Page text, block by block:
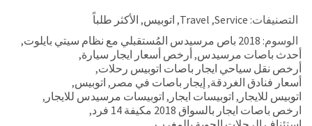
التصنيفات: Service
,
Travel
, اتوبيس, الأكثر طلباً
الوسوم: 2018 باص مرسيدس المُستقبلي مع نظام سيتي بايلوت
,
أحدث باصات مرسيدس,أرخص أسعار ايجار سيارة,
أرخص نقل سياحي ايجار باصات اتوبيس رحلات,
أسعار فنادق الغردقة, إيجار باصات في مصر , اتوبيس,
اتوبيس للايجار , اتوبيسات ايجار , اتوبيسات مرسيدس للايجار ,
ارخص باصات ايجار بالسواق 2018 مكيفة 14 فرد
,